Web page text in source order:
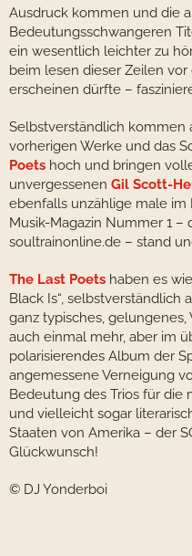
Ausdruck kommen und die
Bedeutungsschwangeren
ein wesentlich leichter zu
beim lesen dieser Zeilen
erscheinen dürfte –
Selbstverständlich kommen
vorherigen Werke und das
Poets hoch und bringen
unvergessenen Gil Scott-
ebenfalls unzählige male im
Musik-Magazin Nummer 1 –
soultrainonline.de – stand
The Last Poets haben es
Black Is“, selbstverständlich
ganz typisches,
auch einmal mehr, aber im
polarisierendes Album der
angemessene Verneigung
Bedeutung des Trios für
und vielleicht sogar
Staaten von Amerika – der
Glückwunsch!
© DJ Yonderboi